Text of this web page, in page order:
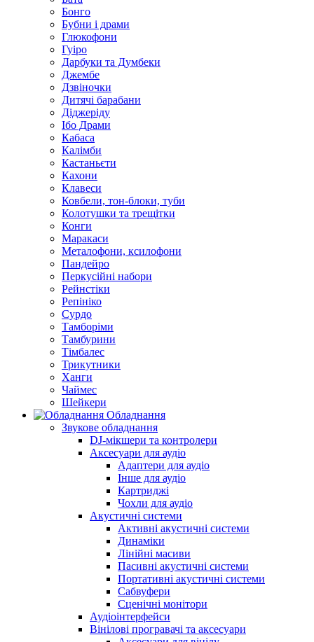
Бонго
Бубни і драми
Глюкофони
Гуіро
Дарбуки та Думбеки
Джембе
Дзвіночки
Дитячі барабани
Діджеріду
Ібо Драми
Кабаса
Калімби
Кастаньєти
Кахони
Клавеси
Ковбели, тон-блоки, туби
Колотушки та трещітки
Конги
Маракаси
Металофони, ксилофони
Пандейро
Перкусійні набори
Рейнстіки
Репініко
Сурдо
Тамборіми
Тамбурини
Тімбалес
Трикутники
Ханги
Чаймес
Шейкери
Обладнання
Звукове обладнання
DJ-мікшери та контролери
Аксесуари для аудіо
Адаптери для аудіо
Інше для аудіо
Картриджі
Чохли для аудіо
Акустичні системи
Активні акустичні системи
Динаміки
Лінійні масиви
Пасивні акустичні системи
Портативні акустичні системи
Сабвуфери
Сценічні монітори
Аудіоінтерфейси
Вінілові програвачі та аксесуари